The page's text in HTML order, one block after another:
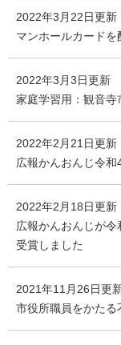
2022年3月22日更新
マンホールカードを
2022年3月3日更新
家庭学習用：観音寺
2022年2月21日更新
広報かんおんじ令和
2022年2月18日更新
広報かんおんじが
受賞しました
2021年11月26日更
市役所職員をかたる